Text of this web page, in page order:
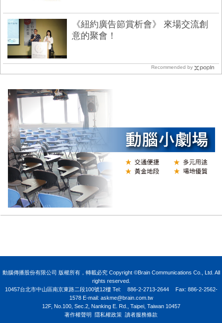
《紐約廣告節賞析會》 來場交流創
意的聚會！
Recommended by
動腦傳播股份有限公司 版權所有，轉載必究 Copyright ©Brain Communications Co., Ltd. All
rights reserved.
10457台北市中山區南京東路二段100號12樓Tel: 886-2-2713-2644
Fax: 886-2-2562-
1578 E-mail: askme@brain.com.tw
12F, No.100, Sec.2, Nanking E. Rd., Taipei, Taiwan 10457
著作權聲明 隱私權政策 讀者服務條款